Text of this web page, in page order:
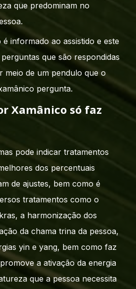
que predominam no
é informado ao assistido e este
que são respondidas
meio de um pendulo que o
pergunta.
Xamânico só faz
pode indicar tratamentos
dos percentuais
de ajustes, bem como é
tratamentos como o
a harmonização dos
da chama trina da pessoa,
yin e yang, bem como faz
a ativação da energia
que a pessoa necessita